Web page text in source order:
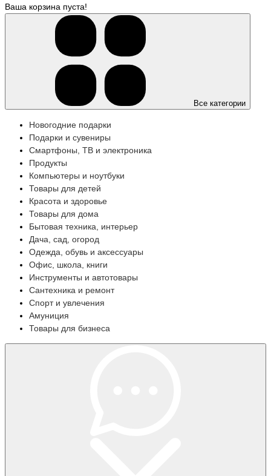
Ваша корзина пуста!
Все категории
Новогодние подарки
Подарки и сувениры
Смартфоны, ТВ и электроника
Продукты
Компьютеры и ноутбуки
Товары для детей
Красота и здоровье
Товары для дома
Бытовая техника, интерьер
Дача, сад, огород
Одежда, обувь и аксессуары
Офис, школа, книги
Инструменты и автотовары
Сантехника и ремонт
Спорт и увлечения
Амуниция
Товары для бизнеса